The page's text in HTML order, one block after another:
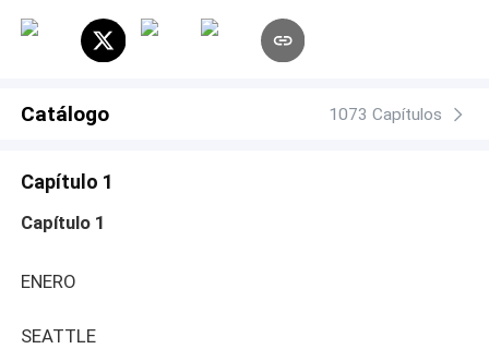
dado la buena noticia a su padre enfermo, así que era
algo de lo que no se podía retractar. Cuando debe volver
su vida se convierte en una desesperada carrera contra
que Zack no imagina es que encontrará la ayuda en una
vida y aún así se niega a renunciar a su pequeña bebé.
desconfiada. Una princesa de cinco meses. ¿Cuánto se
Aquí encontrarás 7 novelas: 1. Un bebé para Navidad. 2.
Catálogo 1073 Capítulos
Capítulo 1
Capítulo 1
ENERO
SEATTLE